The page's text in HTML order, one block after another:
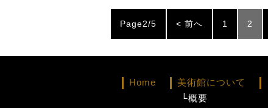
Page2/5 < 前へ 1 2
Home 美術館について
└概要